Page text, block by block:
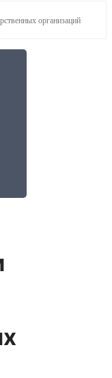
организаций